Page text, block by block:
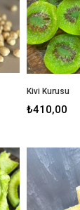
Kivi Kurusu
₺410,00